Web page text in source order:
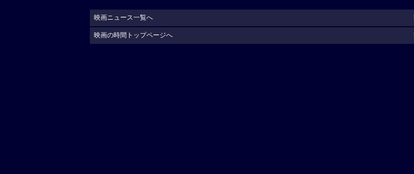
映画ニュース一覧へ
映画の時間トップページへ